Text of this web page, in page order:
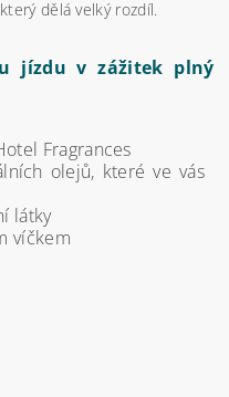
dělá velký rozdíl.
jízdu v zážitek plný
Fragrances
olejů, které ve vás
látky
víčkem